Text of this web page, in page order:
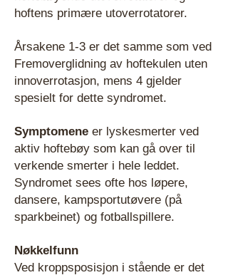
hoftens primære utoverrotatorer.
Årsakene 1-3 er det samme som ved
Fremoverglidning av hoftekulen uten
innoverrotasjon, mens 4 gjelder
spesielt for dette syndromet.
Symptomene er lyskesmerter ved
aktiv hoftebøy som kan gå over til
verkende smerter i hele leddet.
Syndromet sees ofte hos løpere,
dansere, kampsportutøvere (på
sparkbeinet) og fotballspillere.
Nøkkelfunn
Ved kroppsposisjon i stående er det